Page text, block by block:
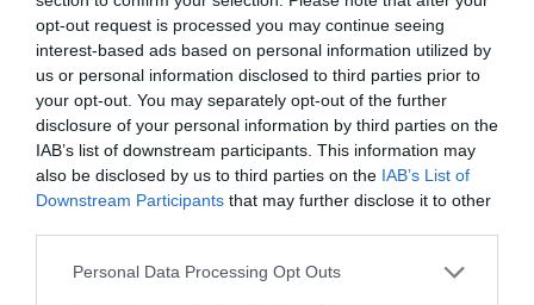
opt-out request is processed you may continue seeing
interest-based ads based on personal information utilized by
us or personal information disclosed to third parties prior to
your opt-out. You may separately opt-out of the further
disclosure of your personal information by third parties on the
IAB’s list of downstream participants. This information may
also be disclosed by us to third parties on the IAB’s List of
Downstream Participants that may further disclose it to other
Please note that this website/app uses one or more Google
Personal Data Processing Opt Outs
Beindult a plakátbiznisz, ennyit kérnek egy
Magyar Péteresért
A szabály úgy szól, hogy a választási plakátokat a kihelyezőknek
kell eltávolítaniuk megadott határidőre, a gyakorlat azonban azt
mutatja, hogy ezt sokan elmulasztják a választások után. A
Telex…